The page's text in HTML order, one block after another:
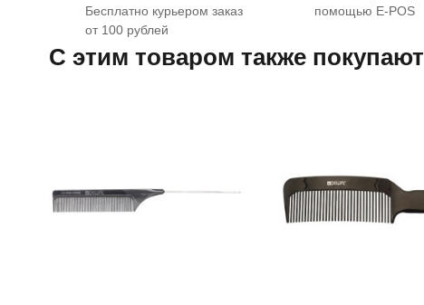
Бесплатно курьером заказ
от 100 рублей
помощью E-POS
C этим товаром также покупают